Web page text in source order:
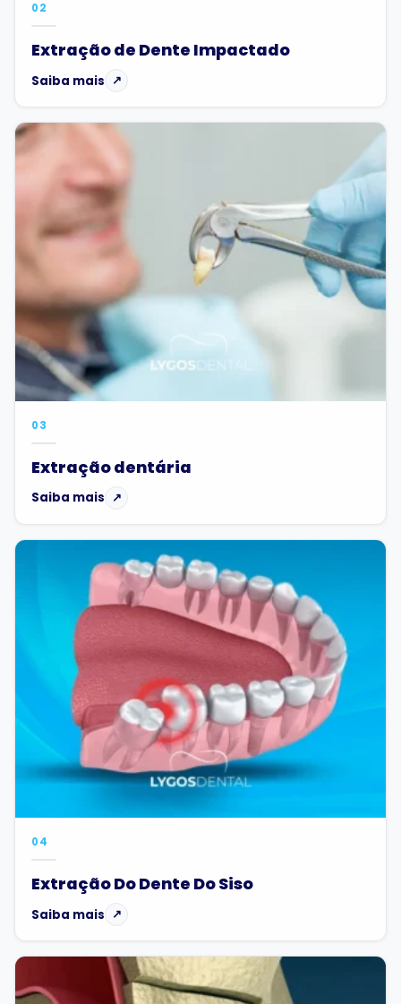
02
Extração de Dente Impactado
Saiba mais ↗
03
Extração dentária
Saiba mais ↗
04
Extração Do Dente Do Siso
Saiba mais ↗